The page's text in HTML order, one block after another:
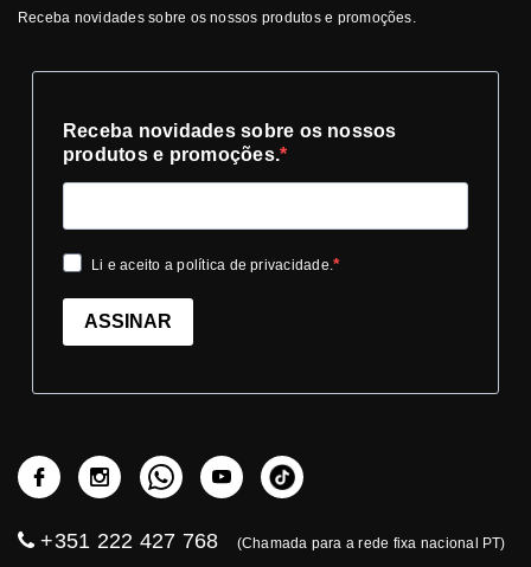
Receba novidades sobre os nossos produtos e promoções.
Receba novidades sobre os nossos
produtos e promoções.
Li e aceito a política de privacidade.
ASSINAR
+351 222 427 768 (Chamada para a rede fixa nacional PT)